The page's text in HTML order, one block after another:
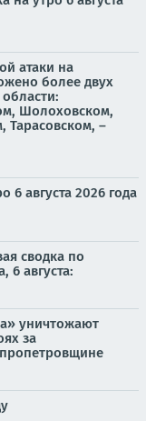
атаки на
более двух
Шолоховском,
Тарасовском, –
6 августа 2026 года
сводка по
6 августа:
уничтожают
за